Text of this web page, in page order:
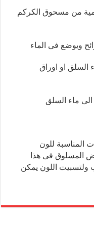
من مسحوق الكركم
ويوضع فى الماء
السلق او اوراق
ماء السلق
المناسبة للون
المسلوق فى هذا
ولتسبيت اللون يمكن